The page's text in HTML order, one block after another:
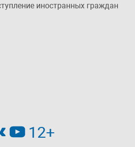
иностранных граждан
12+